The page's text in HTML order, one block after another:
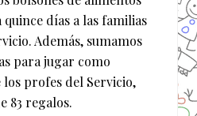
días a las familias
Además, sumamos
para jugar como
los profes del Servicio,
83 regalos.